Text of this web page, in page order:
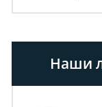
Наши